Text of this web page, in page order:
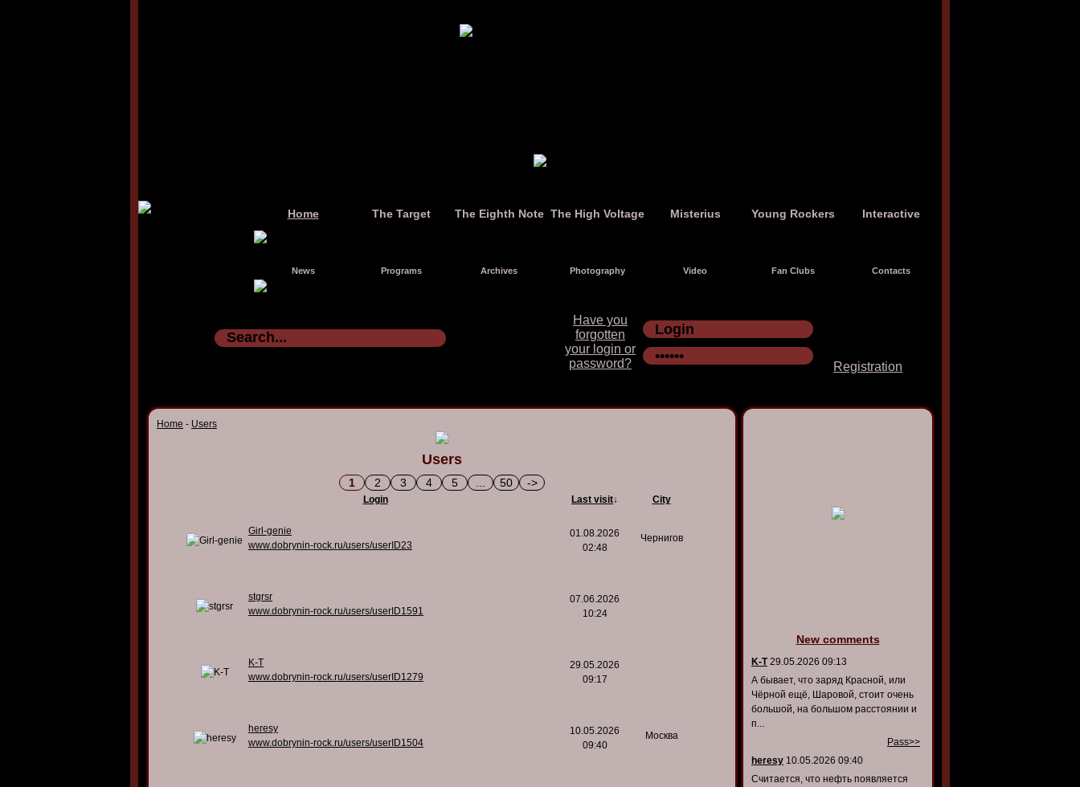
Home The Target The Eighth Note The High Voltage Misterius Young Rockers Interactive
News Programs Archives Photography Video Fan Clubs Contacts
Have you
forgotten
your login or
password?
Registration
Home - Users
Users
1 2 3 4 5 50 ->
Login Last visit↓ City
Girl-genie
www.dobrynin-rock.ru/users/userID23
01.08.2026
02:48
Чернигов
stgrsr
www.dobrynin-rock.ru/users/userID1591
07.06.2026
10:24
K-T
www.dobrynin-rock.ru/users/userID1279
29.05.2026
09:17
heresy
www.dobrynin-rock.ru/users/userID1504
10.05.2026
09:40
Москва
New comments
K-T29.05.2026 09:13
А бывает, что заряд Красной, или
Чёрной ещё, Шаровой, стоит очень
большой, на большом расстоянии и
п...
Pass>>
heresy 10.05.2026 09:40
Считается, что нефть появляется